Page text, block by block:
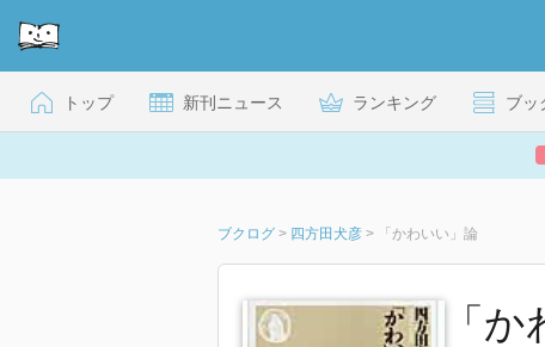
トップ 新刊ニュース ランキング ブッ
ブクログ > 四方田犬彦 > 「かわいい」論
「